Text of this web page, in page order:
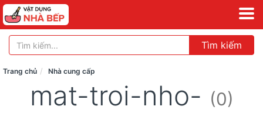
Tìm kiếm
Trang chủ Nhà cung cấp
mat-troi-nho- (0)